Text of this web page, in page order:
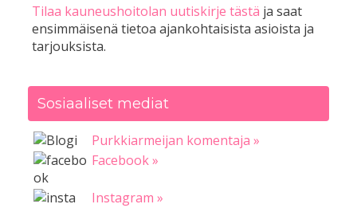
Tilaa kauneushoitolan uutiskirje tästä ja saat
ensimmäisenä tietoa ajankohtaisista asioista ja
tarjouksista.
Sosiaaliset mediat
Purkkiarmeijan komentaja »
Facebook »
Instagram »